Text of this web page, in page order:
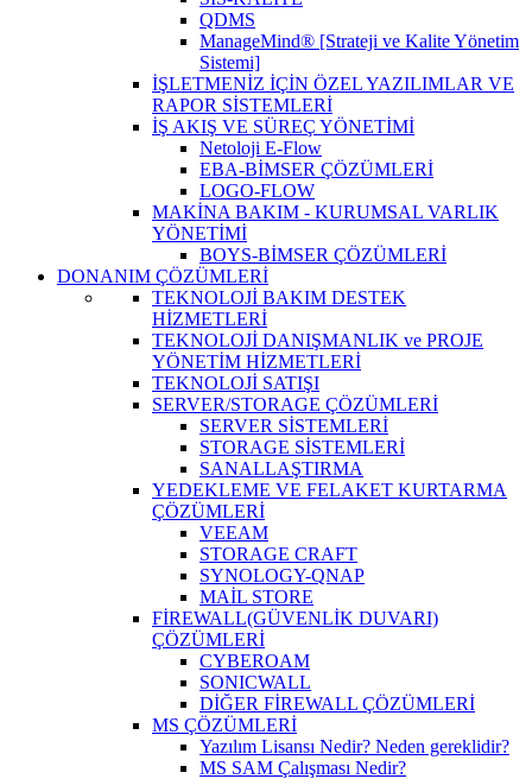
QDMS
ManageMind® [Strateji ve Kalite Yönetim
Sistemi]
İŞLETMENİZ İÇİN ÖZEL YAZILIMLAR VE
RAPOR SİSTEMLERİ
İŞ AKIŞ VE SÜREÇ YÖNETİMİ
Netoloji E-Flow
EBA-BİMSER ÇÖZÜMLERİ
LOGO-FLOW
MAKİNA BAKIM - KURUMSAL VARLIK
YÖNETİMİ
BOYS-BİMSER ÇÖZÜMLERİ
DONANIM ÇÖZÜMLERİ
TEKNOLOJİ BAKIM DESTEK
HİZMETLERİ
TEKNOLOJİ DANIŞMANLIK ve PROJE
YÖNETİM HİZMETLERİ
TEKNOLOJİ SATIŞI
SERVER/STORAGE ÇÖZÜMLERİ
SERVER SİSTEMLERİ
STORAGE SİSTEMLERİ
SANALLAŞTIRMA
YEDEKLEME VE FELAKET KURTARMA
ÇÖZÜMLERİ
VEEAM
STORAGE CRAFT
SYNOLOGY-QNAP
MAİL STORE
FİREWALL(GÜVENLİK DUVARI)
ÇÖZÜMLERİ
CYBEROAM
SONICWALL
DİĞER FİREWALL ÇÖZÜMLERİ
MS ÇÖZÜMLERİ
Yazılım Lisansı Nedir? Neden gereklidir?
MS SAM Çalışması Nedir?